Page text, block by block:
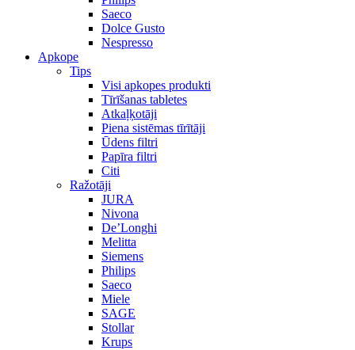
Saeco
Dolce Gusto
Nespresso
Apkope
Tips
Visi apkopes produkti
Tīrīšanas tabletes
Atkaļķotāji
Piena sistēmas tīrītāji
Ūdens filtri
Papīra filtri
Citi
Ražotāji
JURA
Nivona
De’Longhi
Melitta
Siemens
Philips
Saeco
Miele
SAGE
Stollar
Krups